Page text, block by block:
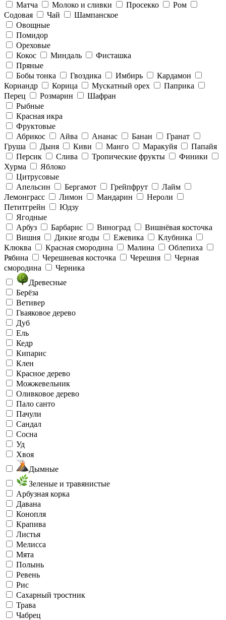
Матча Молоко и сливки Просекко
Ром
Содовая
Чай
Шампанское
Овощные
Помидор
Ореховые
Кокос
Миндаль
Фисташка
Пряные
Бобы тонка
Гвоздика Имбирь
Кардамон
Кориандр
Корица Мускатный орех
Паприка
Перец
Розмарин
Шафран
Рыбные
Красная икра
Фруктовые
Абрикос
Айва Ананас Банан
Гранат
Груша
Дыня Киви Манго Маракуйя
Папайя
Персик
Слива Тропические фрукты
Финики
Хурма
Яблоко
Цитрусовые
Апельсин
Бергамот Грейпфрут
Лайм
Лемонграсс
Лимон Мандарин
Нероли
Петитгрейн
Юдзу
Ягодные
Арбуз
Барбарис Виноград
Вишнёвая косточка
Вишня
Дикие ягоды Ежевика
Клубника
Клюква
Красная смородина Малина
Облепиха
Рябина
Черешневая косточка Черешня
Черная
смородина
Черника
Древесные
Берёза
Ветивер
Гваяковое дерево
Дуб
Ель
Кедр
Кипарис
Клен
Красное дерево
Можжевельник
Оливковое дерево
Пало санто
Пачули
Сандал
Сосна
Уд
Хвоя
Дымные
Зеленые и травянистые
Арбузная корка
Давана
Конопля
Крапива
Листья
Мелисса
Мята
Полынь
Ревень
Рис
Сахарный тростник
Трава
Чабрец